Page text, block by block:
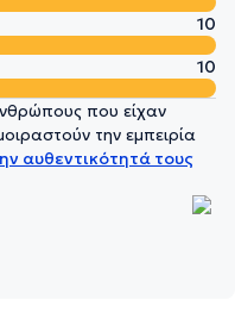
10
10
που είχαν
την εμπειρία
αυθεντικότητά τους